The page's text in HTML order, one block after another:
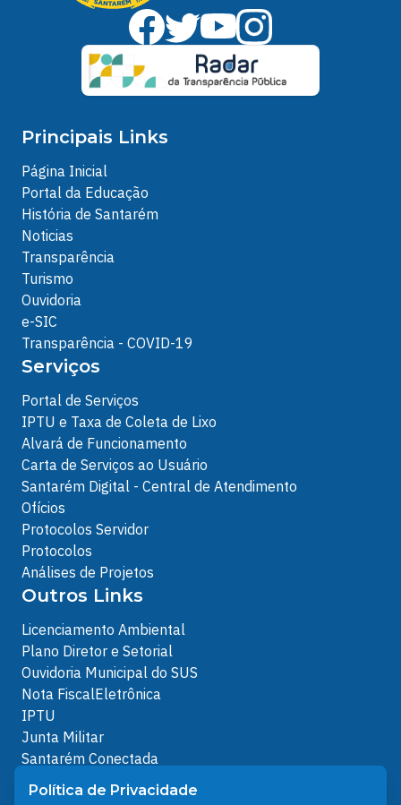
Principais Links
Página Inicial
Portal da Educação
História de Santarém
Noticias
Transparência
Turismo
Ouvidoria
e-SIC
Transparência - COVID-19
Serviços
Portal de Serviços
IPTU e Taxa de Coleta de Lixo
Alvará de Funcionamento
Carta de Serviços ao Usuário
Santarém Digital - Central de Atendimento
Ofícios
Protocolos Servidor
Protocolos
Análises de Projetos
Outros Links
Licenciamento Ambiental
Plano Diretor e Setorial
Ouvidoria Municipal do SUS
Nota FiscalEletrônica
IPTU
Junta Militar
Santarém Conectada
Política de Privacidade
Política de Privacidade